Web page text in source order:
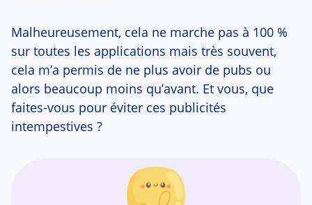
Malheureusement, cela ne marche pas à 100 %
sur toutes les applications mais très souvent,
cela m’a permis de ne plus avoir de pubs ou
alors beaucoup moins qu’avant. Et vous, que
faites-vous pour éviter ces publicités
intempestives ?